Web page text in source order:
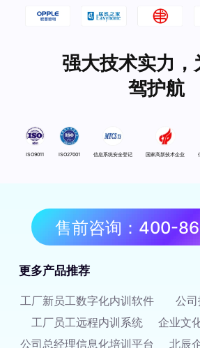
强大技术实力，
驾护航
ISO9011 ISO27001 信息系统安全登记 国家高新技术企业
售前咨询：400-
更多产品推荐
工厂新员工数字化内训软件
公
工厂员工远程内训系统
企业文
公司总经理信息化培训平台
北辰